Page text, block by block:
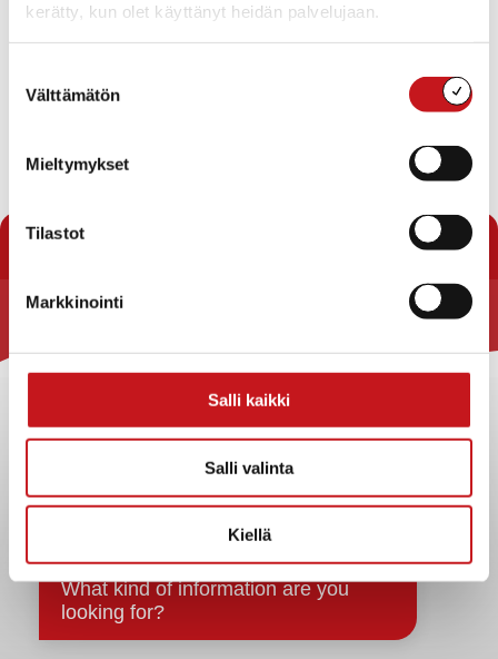
kerätty, kun olet käyttänyt heidän palvelujaan.
valinta
Välttämätön
Mieltymykset
Tilastot
Markkinointi
Salli kaikki
Salli valinta
Kiellä
Yksikkö
Rautalammintie 4
Yhteystiedot
Strategiat, ohjelmat, ohjeet, suunnitelmat, säännöt ja
Asiakirjajulkisuuskuvaus
Saavutettavuusseloste
Tietosuoja
Tietosuojaselosteet